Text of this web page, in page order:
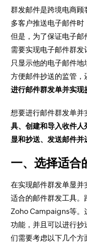
群发邮件是跨境电商
多客户推送电子邮件时
但是，为了保证电子
需要实现电子邮件群发
只显示他的电子邮件
方便邮件抄送的监管，
进行邮件群发单并实现
想要进行邮件群发单并
具、创建和导入收件
显和抄送、发送邮件并
一、选择适合
在实现邮件群发单显
适合的邮件群发工具。
Zoho Campaigns等。
功能，并且可以进行
们需要考虑以下几个方